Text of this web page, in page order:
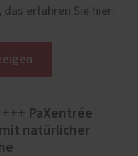
erfahren Sie hier:
PaXentrée
natürlicher